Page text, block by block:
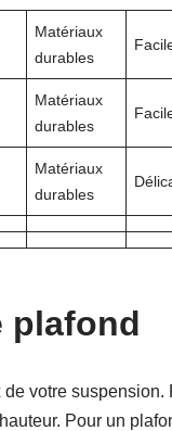
Matériaux
durables
Matériaux
durables
Matériaux
durables
plafond
votre
Pour un